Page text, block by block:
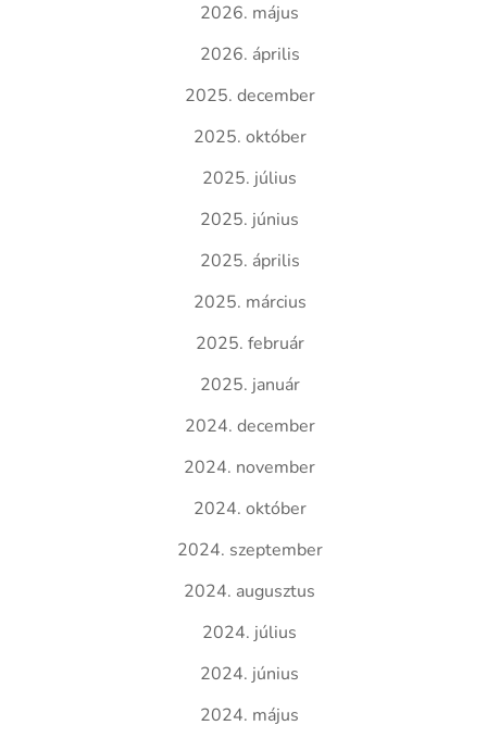
2026. május
2026. április
2025. december
2025. október
2025. július
2025. június
2025. április
2025. március
2025. február
2025. január
2024. december
2024. november
2024. október
2024. szeptember
2024. augusztus
2024. július
2024. június
2024. május